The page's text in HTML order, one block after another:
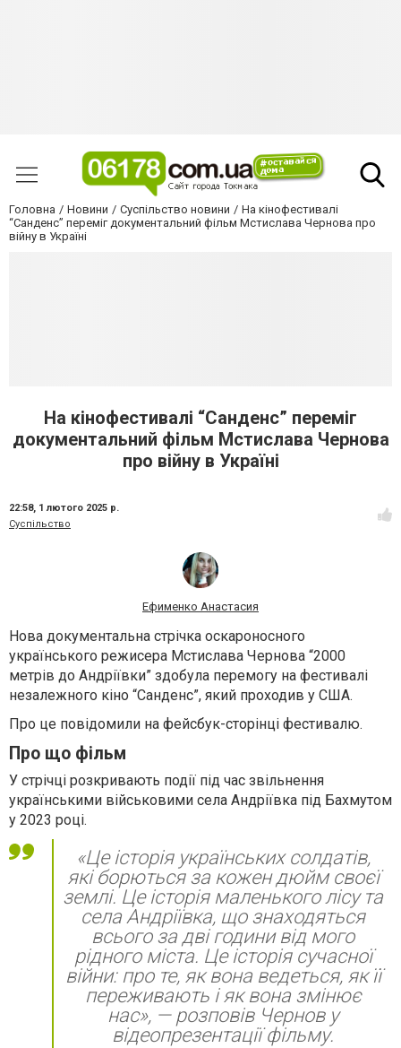
Головна Новини Суспільство новини
На кінофестивалі
“Санденс” переміг документальний фільм Мстислава Чернова про
війну в Україні
На кінофестивалі “Санденс” переміг
документальний фільм Мстислава Чернова
про війну в Україні
22:58, 1 лютого 2025 р.
Суспільство
Ефименко Анастасия
Нова документальна стрічка оскароносного
українського режисера Мстислава Чернова “2000
метрів до Андріївки” здобула перемогу на фестивалі
незалежного кіно “Санденс”, який проходив у США.
Про це повідомили на фейсбук-сторінці фестивалю.
Про що фільм
У стрічці розкривають події під час звільнення
українськими військовими села Андріївка під Бахмутом
у 2023 році.
«Це історія українських солдатів,
які борються за кожен дюйм своєї
землі. Це історія маленького лісу та
села Андріївка, що знаходяться
всього за дві години від мого
рідного міста. Це історія сучасної
війни: про те, як вона ведеться, як її
переживають і як вона змінює
нас», — розповів Чернов у
відеопрезентації фільму.